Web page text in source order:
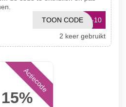
T-10
TOON CODE
2 keer gebruikt
15%
Actiecode